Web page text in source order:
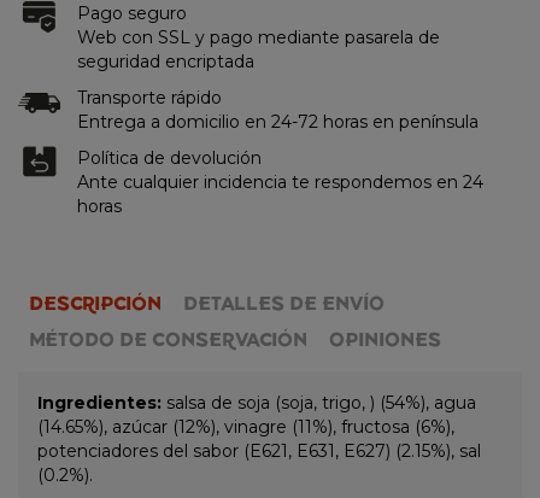
Pago seguro
Web con SSL y pago mediante pasarela de
seguridad encriptada
Transporte rápido
Entrega a domicilio en 24-72 horas en península
Política de devolución
Ante cualquier incidencia te respondemos en 24
horas
DESCRIPCIÓN
DETALLES DE ENVÍO
MÉTODO DE CONSERVACIÓN
OPINIONES
Ingredientes: salsa de soja (soja, trigo, ) (54%), agua
(14.65%), azúcar (12%), vinagre (11%), fructosa (6%),
potenciadores del sabor (E621, E631, E627) (2.15%), sal
(0.2%).